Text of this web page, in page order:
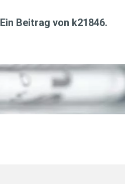
Ein Beitrag von k21846.